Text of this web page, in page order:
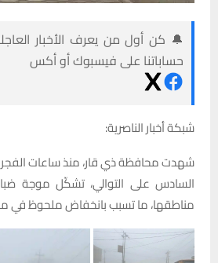
🔔 كن أول من يعرف الأخبار
حساباتنا على فيسبوك أو أكس
شبكة أخبار الناصرية:
شهدت محافظة ذي قار، منذ ساعات الفجر
السادس على التوالي، تشكّل موجة
مناطقها، ما تسبب بانخفاض ملحوظ في